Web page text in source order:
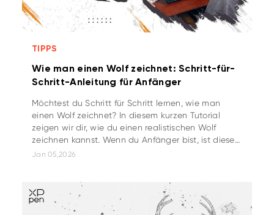
TIPPS
Wie man einen Wolf zeichnet: Schritt-für-
Schritt-Anleitung für Anfänger
Möchtest du Schritt für Schritt lernen, wie man
einen Wolf zeichnet? In diesem kurzen Tutorial
zeigen wir dir, wie du einen realistischen Wolf
zeichnen kannst. Wenn du Anfänger bist, ist dieses
einfache Tutorial genau richtig für dich!
Jan 05,2026